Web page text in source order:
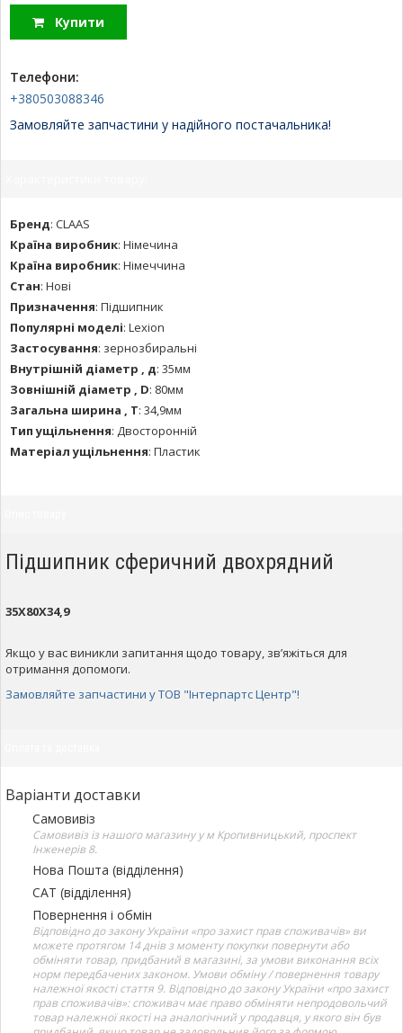
Купити
Телефони:
+380503088346
Замовляйте запчастини у надійного постачальника!
Бренд: CLAAS
Країна виробник: Німечина
Країна виробник: Німеччина
Стан: Нові
Призначення: Підшипник
Популярні моделі: Lexion
Застосування: зернозбиральні
Внутрішній діаметр , д: 35мм
Зовнішній діаметр , D: 80мм
Загальна ширина , Т: 34,9мм
Тип ущільнення: Двосторонній
Матеріал ущільнення: Пластик
Підшипник сферичний двохрядний
35X80X34,9
Якщо у вас виникли запитання щодо товару, зв’яжіться для
отримання допомоги.
Замовляйте запчастини у ТОВ "Інтерпартс Центр"!
Варіанти доставки
Самовивіз
Самовивіз із нашого магазину у м Кропивницький, проспект
Інженерів 8.
Нова Пошта (відділення)
САТ (відділення)
Повернення і обмін
Відповідно до закону України «про захист прав споживачів» ви
можете протягом 14 днів з моменту покупки повернути або
обміняти товар, придбаний в магазині, за умови виконання всіх
норм передбачених законом. Умови обміну / повернення товару
належної якості стаття 9. Відповідно до закону України «про захист
прав споживачів»: споживач має право обміняти непродовольчий
товар належної якості на аналогічний у продавця, у якого він був